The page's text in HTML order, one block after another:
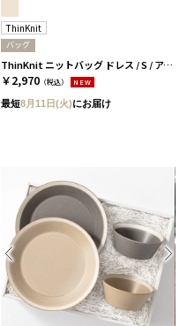
ThinKnit
バッグ
ThinKnit ニットバッグ ドレス / S / アイボリー［シンクニット］
￥2,970 （税込） NEW
最短8月11日(火)にお届け